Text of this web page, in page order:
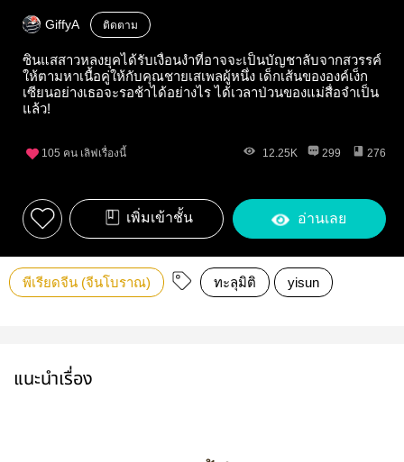
GiffyA ติดตาม
ซินแสสาวหลงยุคได้รับเงื่อนงำที่อาจจะเป็นบัญชาลับจากสวรรค์
ให้ตามหาเนื้อคู่ให้กับคุณชายเสเพลผู้หนึ่ง เด็กเส้นขององค์เง็ก
เซียนอย่างเธอจะรอช้าได้อย่างไร ได้เวลาป่วนของแม่สื่อจำเป็น
แล้ว!
105 คน เลิฟเรื่องนี้ 12.25K 299 276
เพิ่มเข้าชั้น อ่านเลย
พีเรียดจีน (จีนโบราณ) ทะลุมิติ yisun
แนะนำเรื่อง